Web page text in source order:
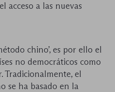
acceso a las nuevas
chino’, es por ello el
no democráticos como
Tradicionalmente, el
se ha basado en la